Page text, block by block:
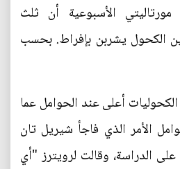
الأسبوعية أن ثلث
الكحول يشربن بإفراط. بحسب
أعلى عند الحوامل عما
الأمر الذي فاجأ شيريل تان
على الدراسة، وقالت لرويترز "أي